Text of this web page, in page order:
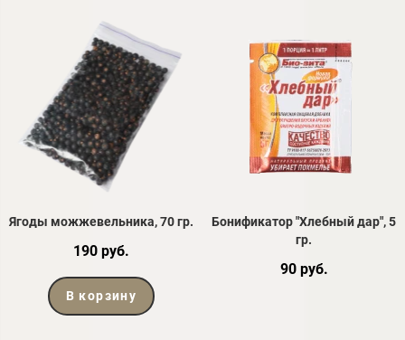
Ягоды можжевельника, 70 гр.
190 руб.
В корзину
Бонификатор "Хлебный дар", 5
гр.
90 руб.